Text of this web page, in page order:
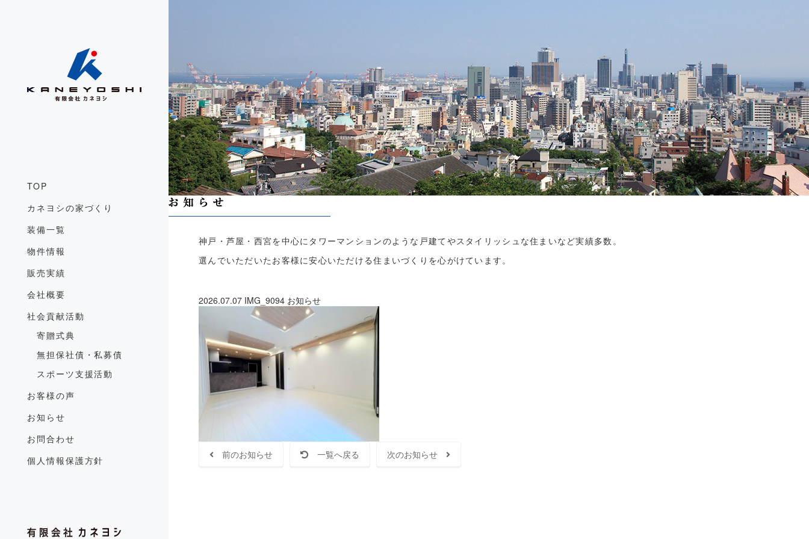
TOP
カネヨシの家づくり
装備一覧
物件情報
販売実績
会社概要
社会貢献活動
寄贈式典
無担保社債・私募債
スポーツ支援活動
お客様の声
お知らせ
お問合わせ
個人情報保護方針
神戸・芦屋・西宮を中心にタワーマンションのような戸建てやスタイリッシュな住まいなど実績多数。
選んでいただいたお客様に安心いただける住まいづくりを心がけています。
2026.07.07 IMG_9094 お知らせ
前のお知らせ 一覧へ戻る 次のお知らせ